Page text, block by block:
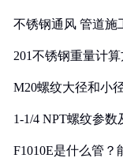
不锈钢通风 管道施
201不锈钢重量计
M20螺纹大径和小
1-1/4 NPT螺纹参
F1010E是什么管？